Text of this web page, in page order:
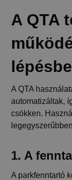
A QTA
A QTA
automatizáltak,
csökken.
1. A
A parkfenntartó